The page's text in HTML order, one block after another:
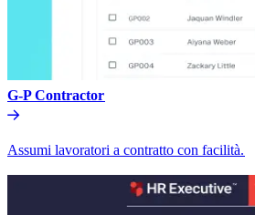
G-P Contractor​​
Assumi lavoratori a contratto con facilità.​​